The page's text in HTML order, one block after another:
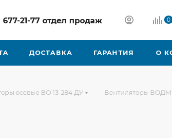
677-21-77 отдел продаж 0
ДОСТАВКА ГАРАНТИЯ О
осевые ВО 13-284 ДУ — Вентиляторы